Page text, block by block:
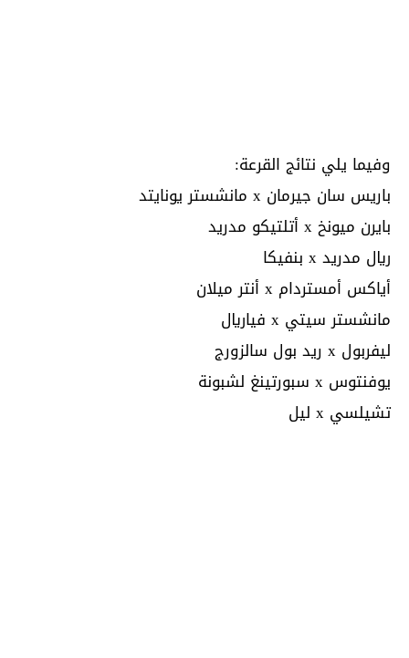
وفيما يلي نتائج القرعة:
باريس سان جيرمان x مانشستر يونايتد
بايرن ميونخ x أتلتيكو مدريد
ريال مدريد x بنفيكا
أياكس أمستردام x أنتر ميلان
مانشستر سيتي x فياريال
ليفربول x ريد بول سالزورج
يوفنتوس x سبورتينغ لشبونة
تشيلسي x ليل